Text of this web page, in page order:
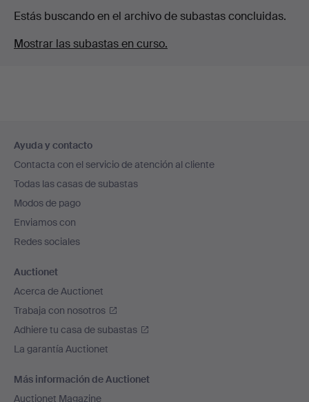
Estás buscando en el archivo de subastas concluidas.
Mostrar las subastas en curso.
en
el
pie
de
página
Ayuda y contacto
Contacta con el servicio de atención al cliente
Todas las casas de subastas
Modos de pago
Enviamos con
Redes sociales
Auctionet
Acerca de Auctionet
Trabaja con nosotros
Adhiere tu casa de subastas
La garantía Auctionet
Más información de Auctionet
Auctionet Magazine